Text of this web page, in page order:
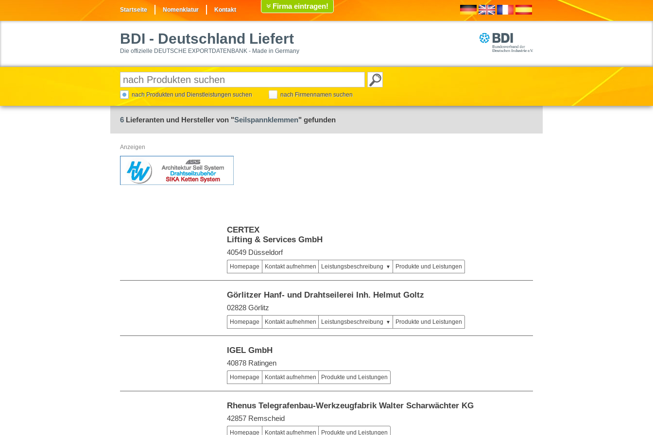
Startseite Nomenklatur Kontakt Firma eintragen!
BDI - Deutschland Liefert
Die offizielle DEUTSCHE EXPORTDATENBANK - Made in Germany
nach Produkten und Dienstleistungen suchen nach Firmennamen suchen
6 Lieferanten und Hersteller von "Seilspannklemmen" gefunden
Anzeigen
CERTEX
Lifting & Services GmbH
40549 Düsseldorf
Homepage Kontakt aufnehmen Leistungsbeschreibung Produkte und Leistungen
Görlitzer Hanf- und Drahtseilerei Inh. Helmut Goltz
02828 Görlitz
Homepage Kontakt aufnehmen Leistungsbeschreibung Produkte und Leistungen
IGEL GmbH
40878 Ratingen
Homepage Kontakt aufnehmen Produkte und Leistungen
Rhenus Telegrafenbau-Werkzeugfabrik Walter Scharwächter KG
42857 Remscheid
Homepage Kontakt aufnehmen Produkte und Leistungen